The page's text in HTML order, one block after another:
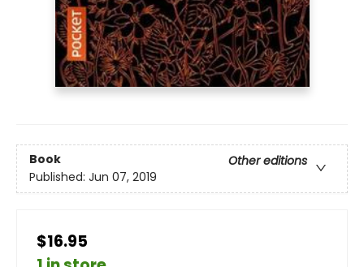
Book
Other editions
Published: Jun 07, 2019
$16.95